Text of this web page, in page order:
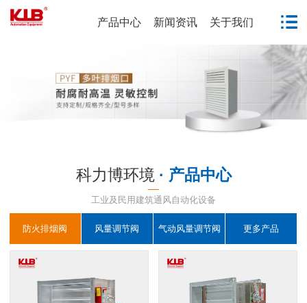
产品中心 新闻资讯 关于我们
科力博环境 · 产品中心
工业及民用建筑通风自动化设备
防火排烟阀 风量调节阀 气动风量调节阀 更多产品